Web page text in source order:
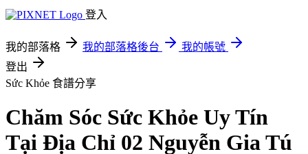
登入
我的部落格 我的部落格後台
我的帳號
登出
Sức Khỏe 食譜分享
Chăm Sóc Sức Khỏe Uy Tín
Tại Địa Chỉ 02 Nguyễn Gia Tú